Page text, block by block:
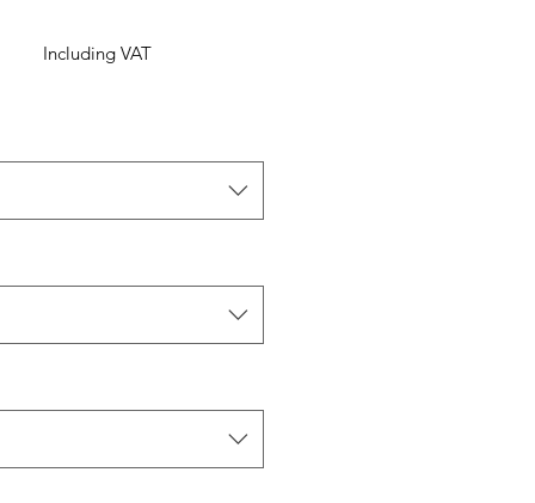
Including VAT